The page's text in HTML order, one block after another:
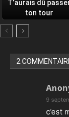
T’aurais dû
ton tour
2
9
c’est